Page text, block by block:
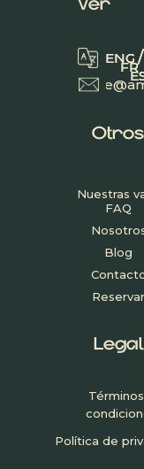
Legal
Política de
Ver
/
ENG
FR/
ENG
FR/
ENG
FR
Otros
Reservar
Nuestras
FAQ
Blog